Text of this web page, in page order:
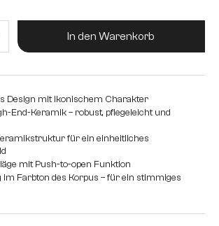
Produkt Anzahl: Gib den
In den Warenkorb
Design mit ikonischem Charakter
End-Keramik – robust, pflegeleicht und
für ein einheitliches
mit Push-to-open Funktion
im Farbton des Korpus – für ein stimmiges